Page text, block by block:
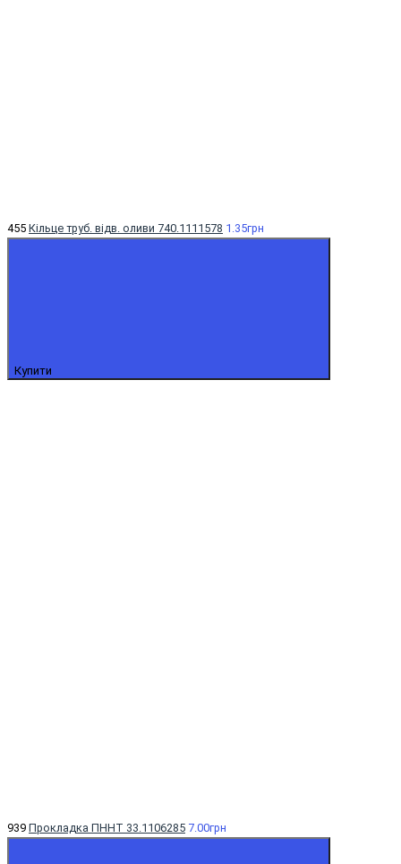
455 Кільце труб. відв. оливи 740.1111578 1.35грн
Купити
939 Прокладка ПННТ 33.1106285 7.00грн